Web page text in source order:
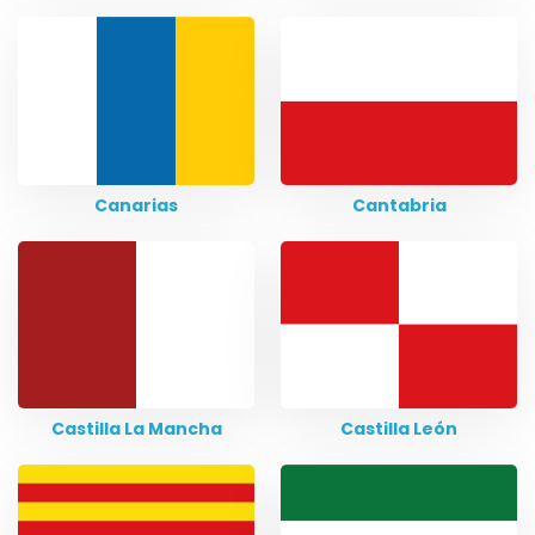
Canarias Cantabria
Castilla La Mancha Castilla León